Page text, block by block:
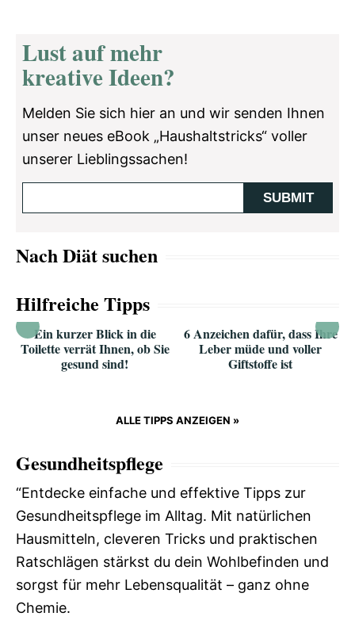
Lust auf mehr
kreative Ideen?
Melden Sie sich hier an und wir senden Ihnen
unser neues eBook „Haushaltstricks“ voller
unserer Lieblingssachen!
Nach Diät suchen
Hilfreiche Tipps
Ein kurzer Blick in die
Toilette verrät Ihnen, ob Sie
gesund sind!
6 Anzeichen dafür, dass Ihre
Leber müde und voller
Giftstoffe ist
ALLE TIPPS ANZEIGEN »
Gesundheitspflege
“Entdecke einfache und effektive Tipps zur
Gesundheitspflege im Alltag. Mit natürlichen
Hausmitteln, cleveren Tricks und praktischen
Ratschlägen stärkst du dein Wohlbefinden und
sorgst für mehr Lebensqualität – ganz ohne
Chemie.